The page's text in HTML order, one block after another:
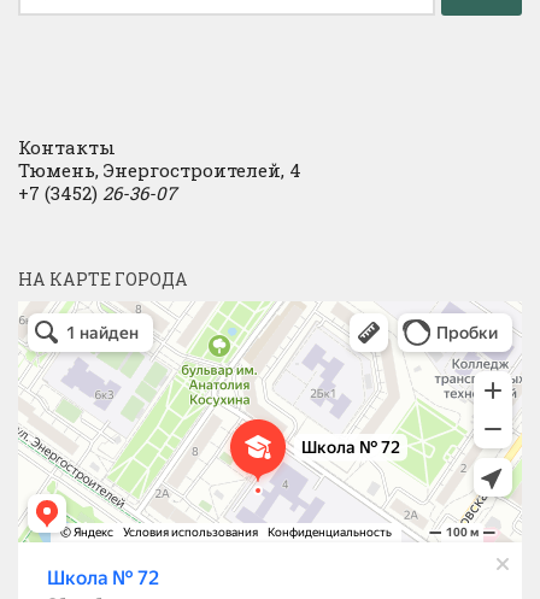
Контакты
Тюмень, Энергостроителей, 4
+7 (3452) 26-36-07
НА КАРТЕ ГОРОДА